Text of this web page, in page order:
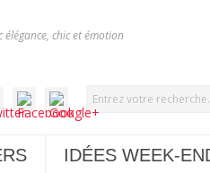
chic et émotion
IDÉES WEEK-